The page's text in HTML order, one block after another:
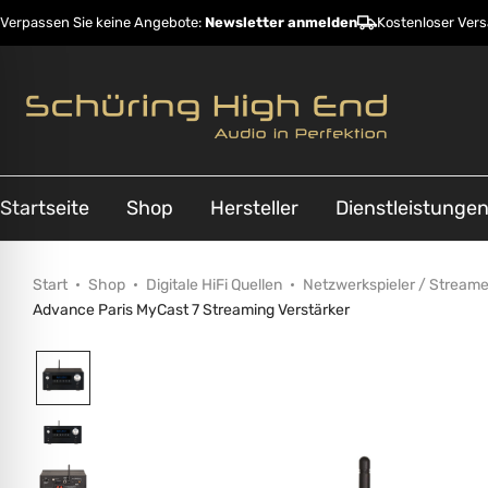
Verpassen Sie keine Angebote: Newsletter anmelden Kostenloser
Startseite Shop Hersteller Dienstleistungen
Start Shop Digitale HiFi Quellen
Netzwerkspieler /
Advance Paris MyCast 7 Streaming Verstärker